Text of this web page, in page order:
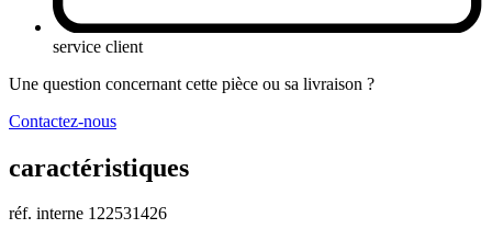
service client
Une question concernant cette pièce ou sa livraison ?
Contactez-nous
caractéristiques
réf. interne 122531426